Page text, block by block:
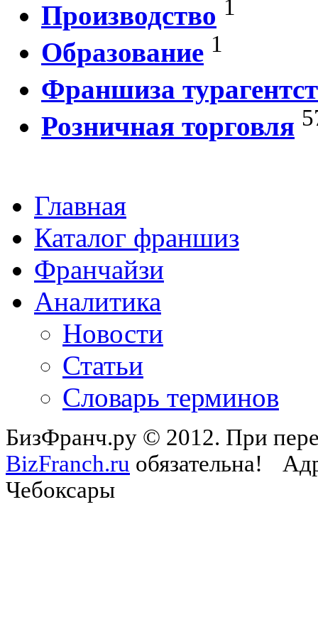
Производство 1
Образование 1
Франшиза
Розничная торговля
Главная
Каталог франшиз
Франчайзи
Аналитика
Новости
Статьи
Словарь терминов
БизФранч.ру © 2012. При
BizFranch.ru обязательна!
Чебоксары